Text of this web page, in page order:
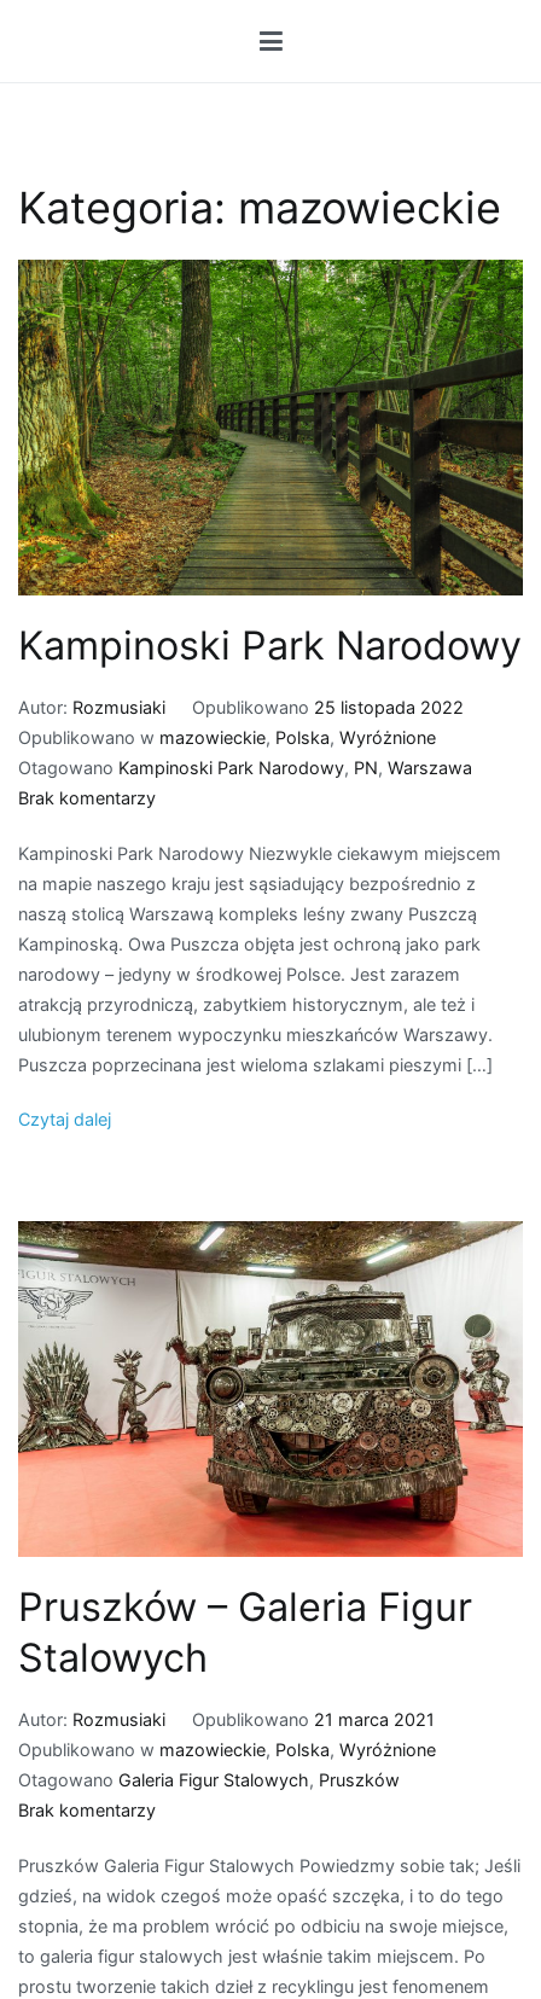
Kategoria: mazowieckie
Kampinoski Park Narodowy
Autor: Rozmusiaki Opublikowano 25 listopada 2022
Opublikowano w mazowieckie, Polska, Wyróżnione
Otagowano Kampinoski Park Narodowy, PN, Warszawa
Brak komentarzydo
Park
Narodowy
Kampinoski Park Narodowy Niezwykle ciekawym miejscem
na mapie naszego kraju jest sąsiadujący bezpośrednio z
naszą stolicą Warszawą kompleks leśny zwany Puszczą
Kampinoską. Owa Puszcza objęta jest ochroną jako park
narodowy – jedyny w środkowej Polsce. Jest zarazem
atrakcją przyrodniczą, zabytkiem historycznym, ale też i
ulubionym terenem wypoczynku mieszkańców Warszawy.
Puszcza poprzecinana jest wieloma szlakami pieszymi […]
Czytaj dalej
Pruszków – Galeria Figur
Stalowych
Autor: Rozmusiaki Opublikowano 21 marca 2021
Opublikowano w mazowieckie, Polska, Wyróżnione
Otagowano Galeria Figur Stalowych, Pruszków
Brak komentarzydo
–
Galeria
Figur
Stalowych
Pruszków Galeria Figur Stalowych Powiedzmy sobie tak; Jeśli
gdzieś, na widok czegoś może opaść szczęka, i to do tego
stopnia, że ma problem wrócić po odbiciu na swoje miejsce,
to galeria figur stalowych jest właśnie takim miejscem. Po
prostu tworzenie takich dzieł z recyklingu jest fenomenem